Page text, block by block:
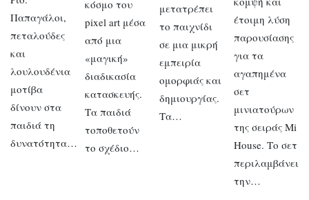
Παπαγάλοι,
πεταλούδες
και
λουλουδένια
μοτίβα
δίνουν στα
παιδιά τη
δυνατότητα…
κόσμο του
pixel art μέσα
από μια
«μαγική»
διαδικασία
κατασκευής.
Τα παιδιά
τοποθετούν
το σχέδιο…
μετατρέπει
το παιχνίδι
σε μια μικρή
εμπειρία
ομορφιάς και
δημιουργίας.
Τα…
έτοιμη λύση
παρουσίασης
για τα
αγαπημένα
σετ
μινιατούρων
της σειράς Mi
House. Το σετ
περιλαμβάνει
την…